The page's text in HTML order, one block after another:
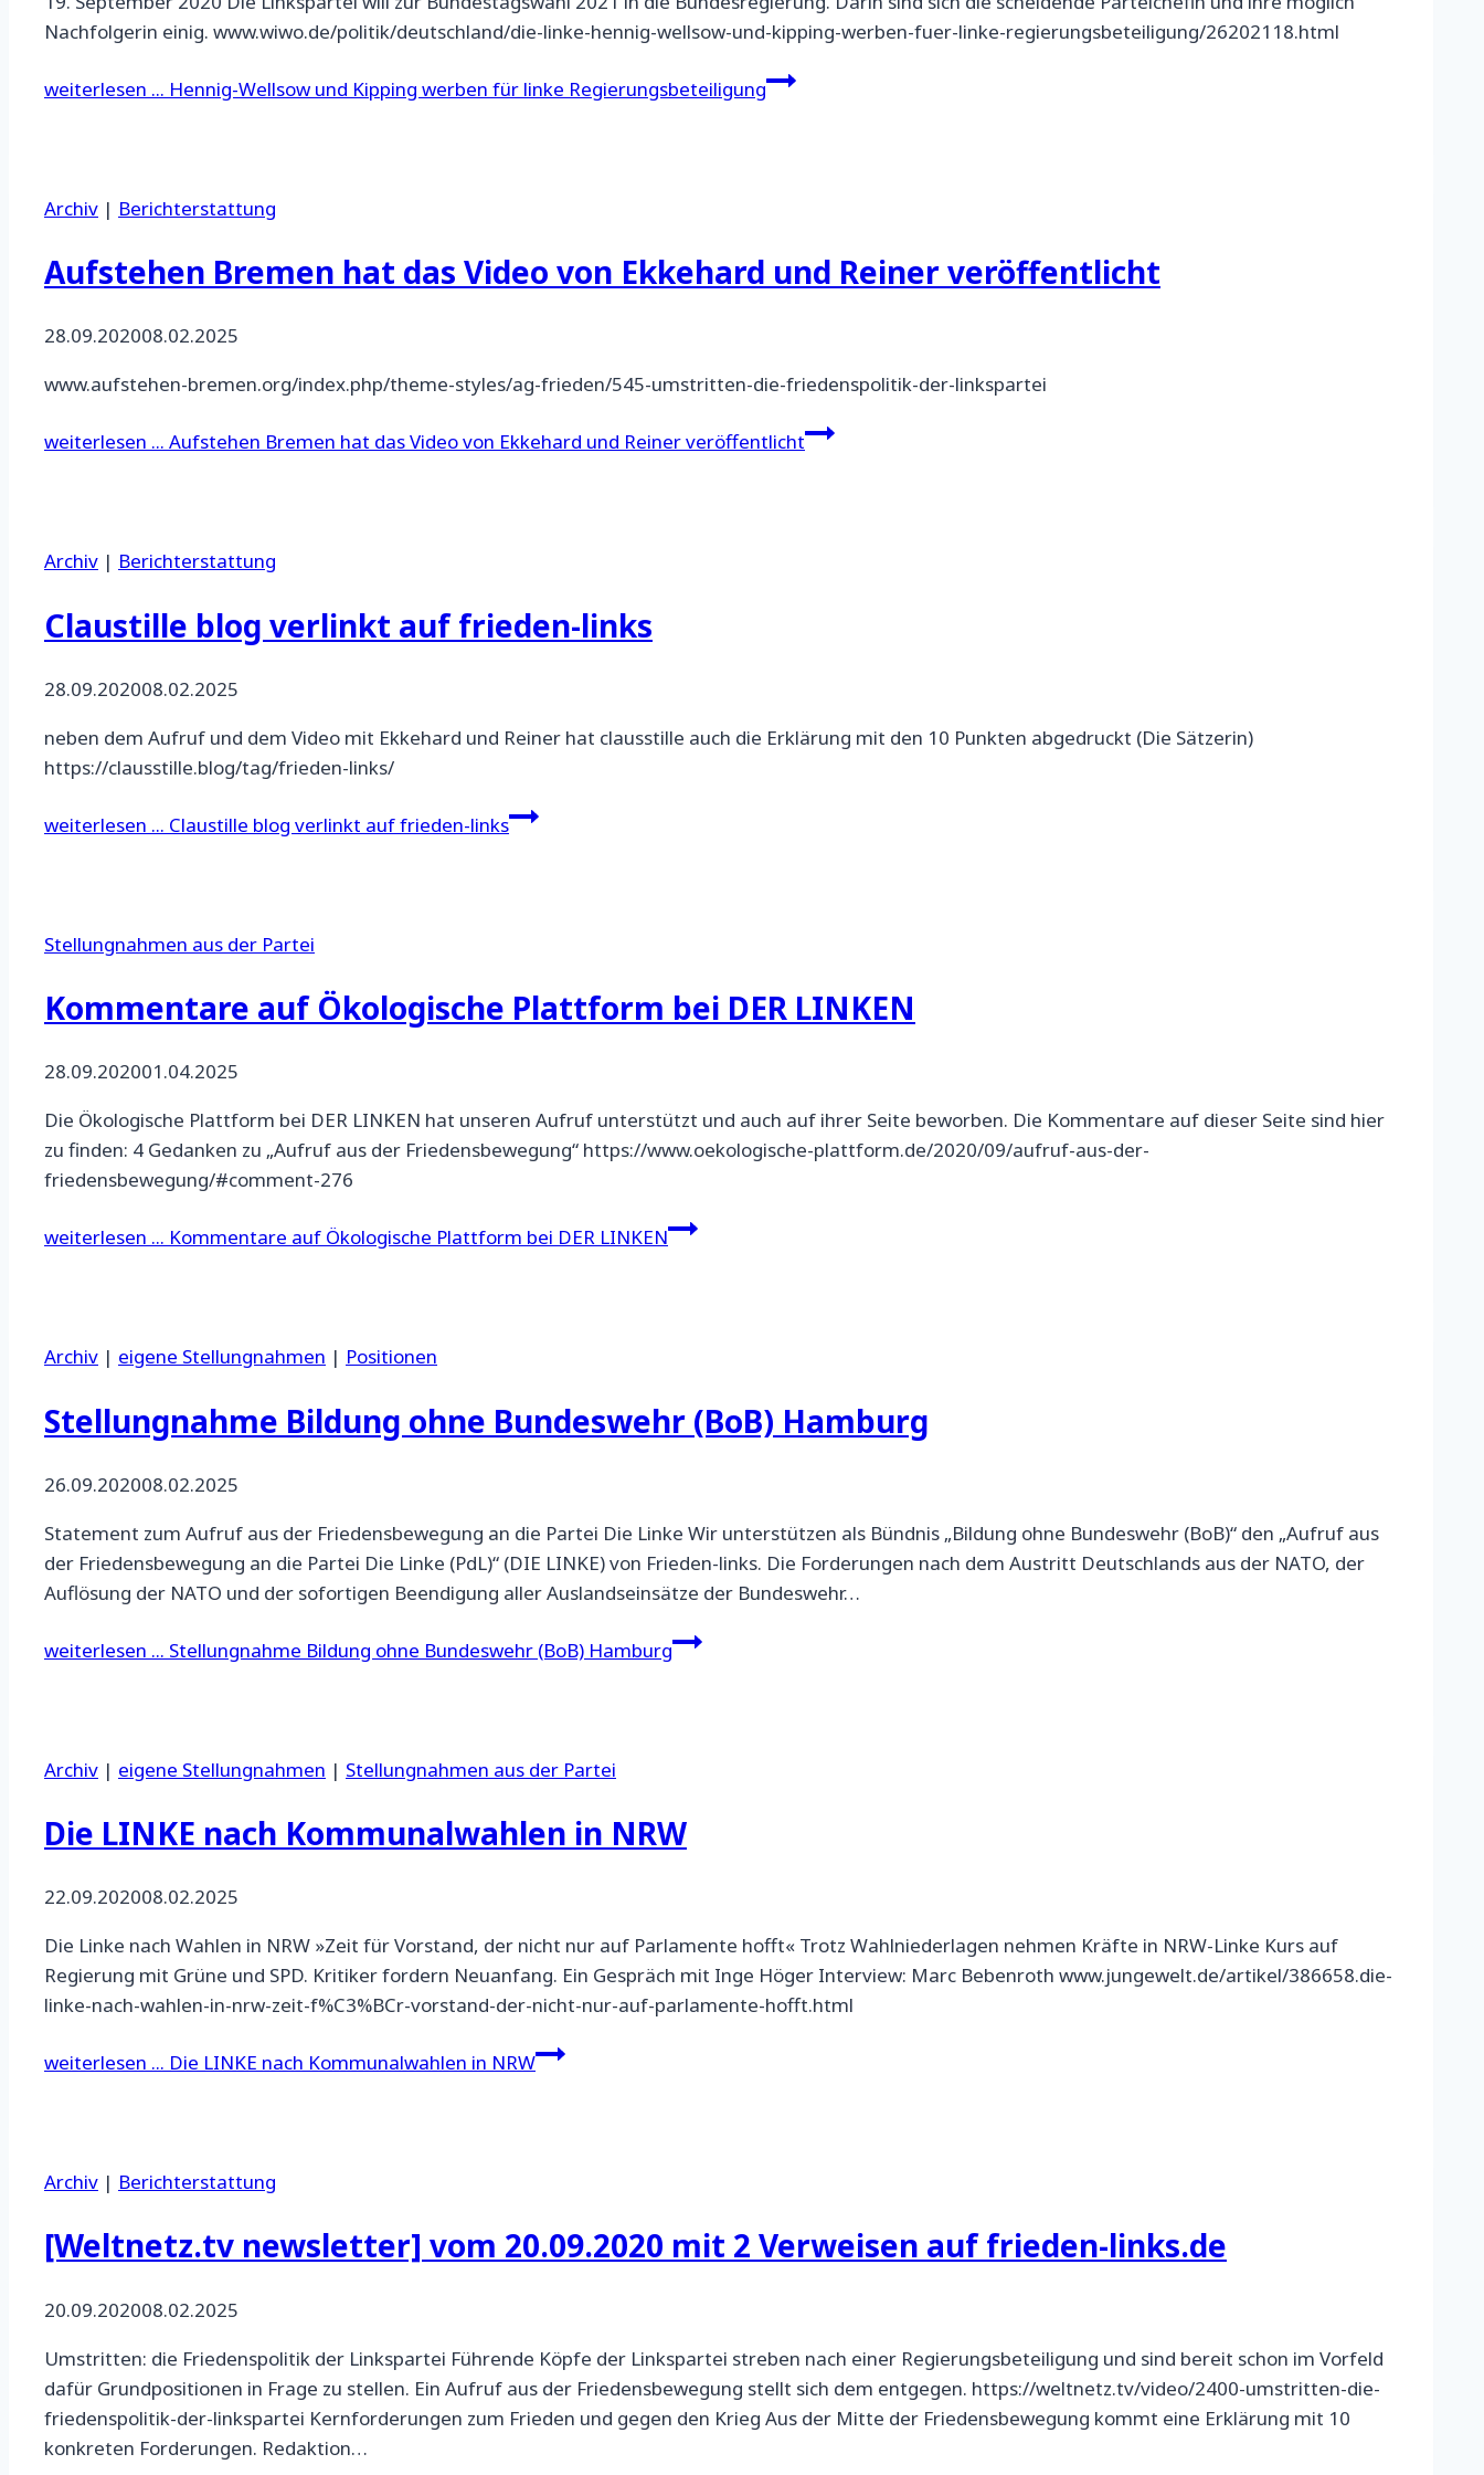
Nachfolgerin einig. www.wiwo.de/politik/deutschland/die-linke-hennig-wellsow-und-kipping-werben-fuer-linke-regierungsbeteiligung/26202118.html
weiterlesen ... Hennig-Wellsow und Kipping werben für linke Regierungsbeteiligung
Archiv | Berichterstattung
Aufstehen Bremen hat das Video von Ekkehard und Reiner veröffentlicht
28.09.202008.02.2025
www.aufstehen-bremen.org/index.php/theme-styles/ag-frieden/545-umstritten-die-friedenspolitik-der-linkspartei
weiterlesen ... Aufstehen Bremen hat das Video von Ekkehard und Reiner veröffentlicht
Archiv | Berichterstattung
Claustille blog verlinkt auf frieden-links
28.09.202008.02.2025
neben dem Aufruf und dem Video mit Ekkehard und Reiner hat clausstille auch die Erklärung mit den 10 Punkten abgedruckt (Die Sätzerin)
https://clausstille.blog/tag/frieden-links/
weiterlesen ... Claustille blog verlinkt auf frieden-links
Stellungnahmen aus der Partei
Kommentare auf Ökologische Plattform bei DER LINKEN
28.09.202001.04.2025
Die Ökologische Plattform bei DER LINKEN hat unseren Aufruf unterstützt und auch auf ihrer Seite beworben. Die Kommentare auf dieser Seite sind hier
zu finden: 4 Gedanken zu „Aufruf aus der Friedensbewegung“ https://www.oekologische-plattform.de/2020/09/aufruf-aus-der-
friedensbewegung/#comment-276
weiterlesen ... Kommentare auf Ökologische Plattform bei DER LINKEN
Archiv | eigene Stellungnahmen | Positionen
Stellungnahme Bildung ohne Bundeswehr (BoB) Hamburg
26.09.202008.02.2025
Statement zum Aufruf aus der Friedensbewegung an die Partei Die Linke Wir unterstützen als Bündnis „Bildung ohne Bundeswehr (BoB)“ den „Aufruf aus
der Friedensbewegung an die Partei Die Linke (PdL)“ (DIE LINKE) von Frieden-links. Die Forderungen nach dem Austritt Deutschlands aus der NATO, der
Auflösung der NATO und der sofortigen Beendigung aller Auslandseinsätze der Bundeswehr…
weiterlesen ... Stellungnahme Bildung ohne Bundeswehr (BoB) Hamburg
Archiv | eigene Stellungnahmen | Stellungnahmen aus der Partei
Die LINKE nach Kommunalwahlen in NRW
22.09.202008.02.2025
Die Linke nach Wahlen in NRW »Zeit für Vorstand, der nicht nur auf Parlamente hofft« Trotz Wahlniederlagen nehmen Kräfte in NRW-Linke Kurs auf
Regierung mit Grüne und SPD. Kritiker fordern Neuanfang. Ein Gespräch mit Inge Höger Interview: Marc Bebenroth www.jungewelt.de/artikel/386658.die-
linke-nach-wahlen-in-nrw-zeit-f%C3%BCr-vorstand-der-nicht-nur-auf-parlamente-hofft.html
weiterlesen ... Die LINKE nach Kommunalwahlen in NRW
Archiv | Berichterstattung
[Weltnetz.tv newsletter] vom 20.09.2020 mit 2 Verweisen auf frieden-links.de
20.09.202008.02.2025
Umstritten: die Friedenspolitik der Linkspartei Führende Köpfe der Linkspartei streben nach einer Regierungsbeteiligung und sind bereit schon im Vorfeld
dafür Grundpositionen in Frage zu stellen. Ein Aufruf aus der Friedensbewegung stellt sich dem entgegen. https://weltnetz.tv/video/2400-umstritten-die-
friedenspolitik-der-linkspartei Kernforderungen zum Frieden und gegen den Krieg Aus der Mitte der Friedensbewegung kommt eine Erklärung mit 10
konkreten Forderungen. Redaktion…